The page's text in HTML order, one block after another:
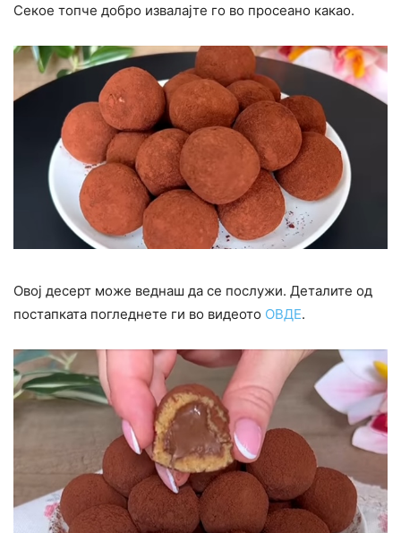
Секое топче добро извалајте го во просеано какао.
Овој десерт може веднаш да се послужи. Деталите од
постапката погледнете ги во видеото ОВДЕ.